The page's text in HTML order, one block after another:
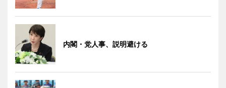
内閣・党人事、説明避ける